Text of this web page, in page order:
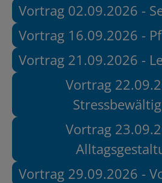
Vortrag 02.09.2026 -
Vortrag 16.09.2026 -
Vortrag 21.09.2026 -
Vortrag
Vortrag
Vortrag 29.09.2026 -